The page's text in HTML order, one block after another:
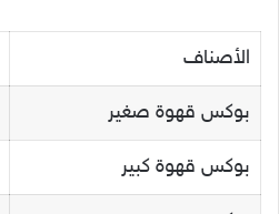
الأصناف
بوكس قهوة صغير
بوكس قهوة كبير